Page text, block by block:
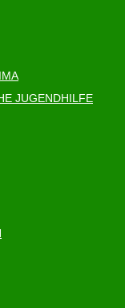
JUGENDHILFE